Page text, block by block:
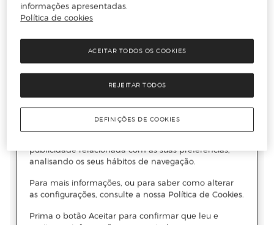
informações apresentadas.
Política de cookies
REJEITAR TODOS
ACEITAR TODOS OS COOKIES
DEFINIÇÕES DE COOKIES